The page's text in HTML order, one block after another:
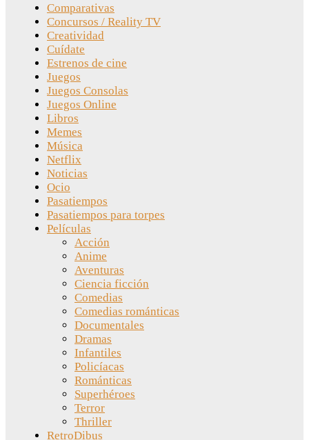
Comparativas
Concursos / Reality TV
Creatividad
Cuídate
Estrenos de cine
Juegos
Juegos Consolas
Juegos Online
Libros
Memes
Música
Netflix
Noticias
Ocio
Pasatiempos
Pasatiempos para torpes
Películas
Acción
Anime
Aventuras
Ciencia ficción
Comedias
Comedias románticas
Documentales
Dramas
Infantiles
Policíacas
Románticas
Superhéroes
Terror
Thriller
RetroDibus